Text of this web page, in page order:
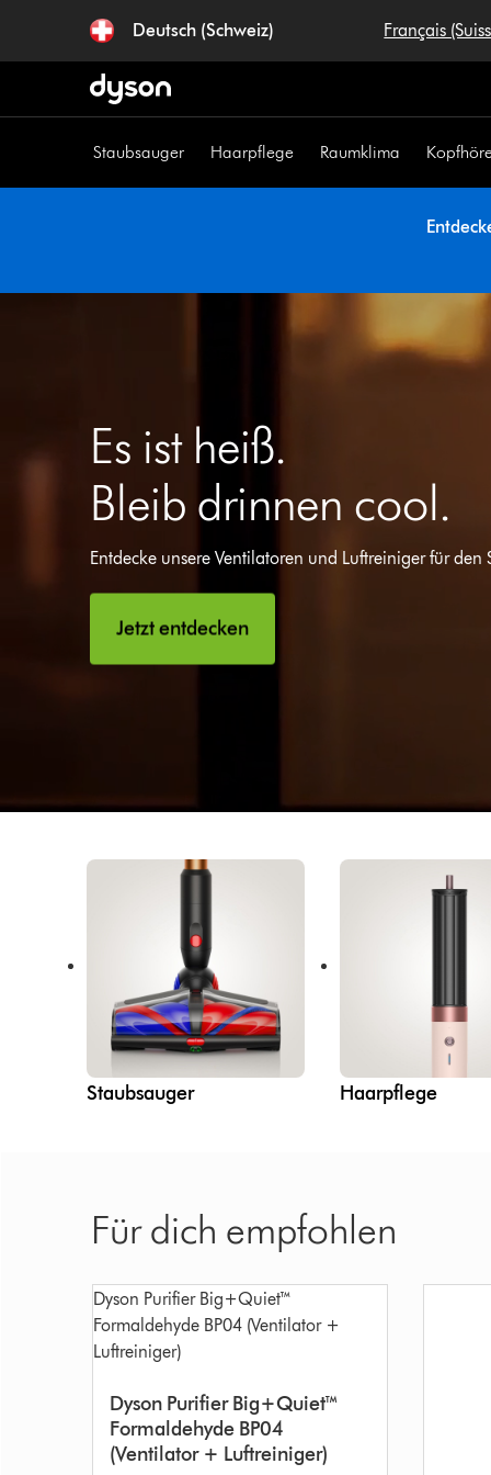
überspringen
Deutsch (Schweiz) Français
Staubsauger Haarpflege Raumklima
Es ist heiß.
Bleib drinnen cool.
Entdecke unsere Ventilatoren und Luftreiniger für den
Jetzt entdecken
Staubsauger Haarpflege
Für dich empfohlen
Dyson Purifier Big+Quiet™
Formaldehyde BP04
(Ventilator + Luftreiniger)